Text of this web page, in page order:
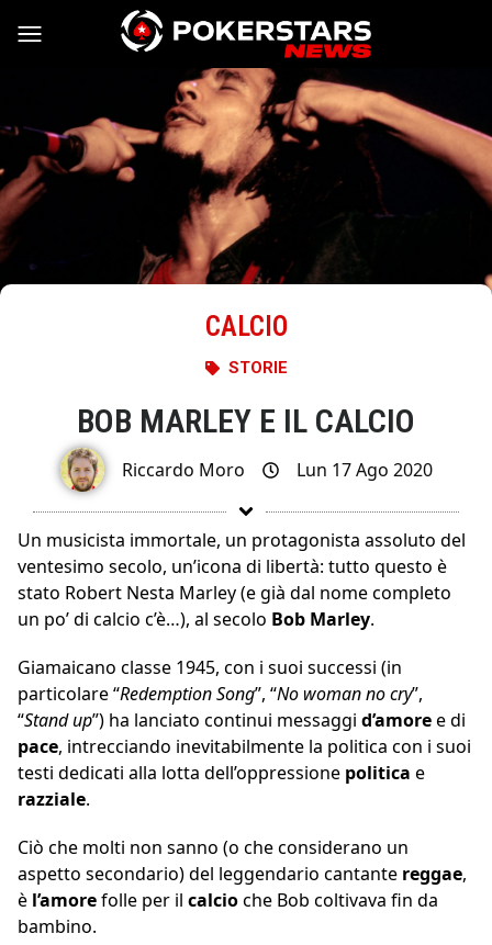
Vai al contenuto
CALCIO
STORIE
BOB MARLEY E IL CALCIO
Riccardo Moro Lun 17 Ago 2020
Un musicista immortale, un protagonista assoluto del
ventesimo secolo, un’icona di libertà: tutto questo è
stato Robert Nesta Marley (e già dal nome completo
un po’ di calcio c’è…), al secolo Bob Marley.
Giamaicano classe 1945, con i suoi successi (in
particolare “Redemption Song”, “No woman no cry”,
“Stand up”) ha lanciato continui messaggi d’amoree di
pace, intrecciando inevitabilmente la politica con i suoi
testi dedicati alla lotta dell’oppressione politica e
razziale.
Ciò che molti non sanno (o che considerano un
aspetto secondario) del leggendario cantante reggae,
è l’amorefolle per il calcioche Bob coltivava fin da
bambino.